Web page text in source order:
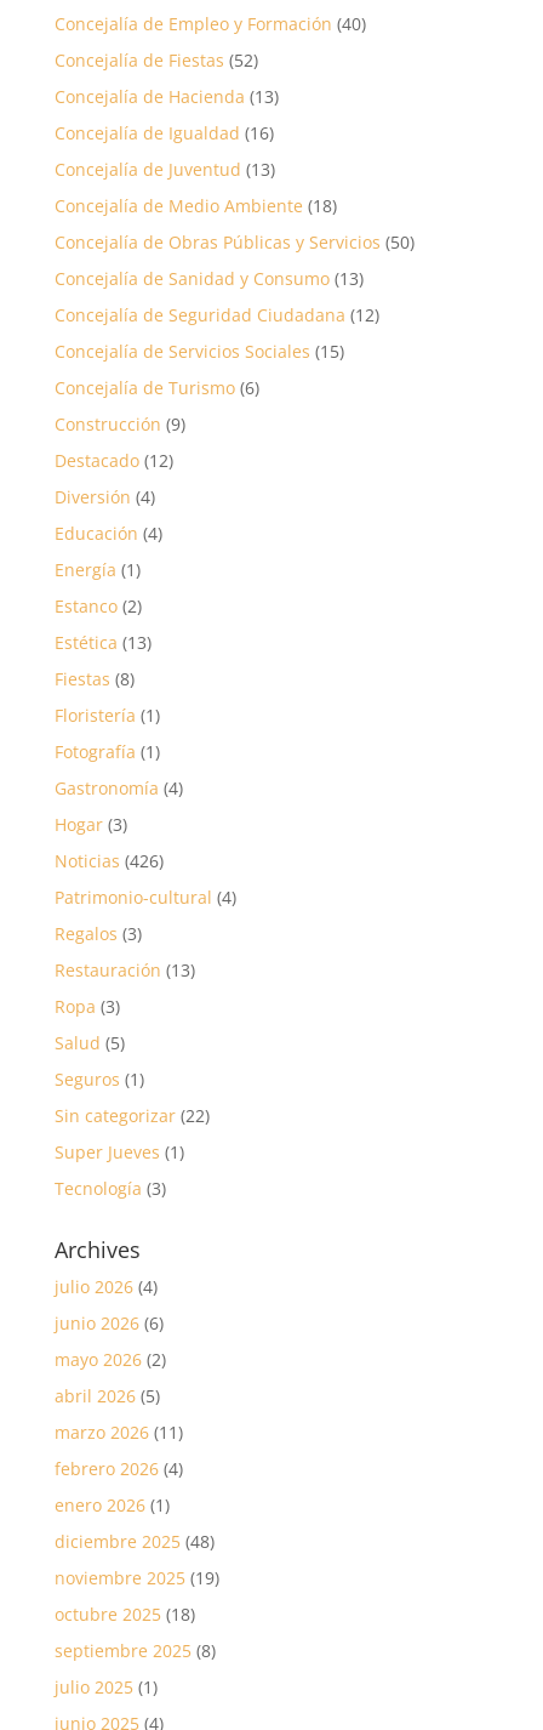
Concejalía de Empleo y Formación (40)
Concejalía de Fiestas (52)
Concejalía de Hacienda (13)
Concejalía de Igualdad (16)
Concejalía de Juventud (13)
Concejalía de Medio Ambiente (18)
Concejalía de Obras Públicas y Servicios (50)
Concejalía de Sanidad y Consumo(13)
Concejalía de Seguridad Ciudadana (12)
Concejalía de Servicios Sociales (15)
Concejalía de Turismo(6)
Construcción (9)
Destacado(12)
Diversión (4)
Educación (4)
Energía (1)
Estanco(2)
Estética (13)
Fiestas (8)
Floristería (1)
Fotografía (1)
Gastronomía (4)
Hogar(3)
Noticias (426)
Patrimonio-cultural (4)
Regalos (3)
Restauración (13)
Ropa (3)
Salud (5)
Seguros (1)
Sin categorizar(22)
Super Jueves (1)
Tecnología (3)
Archives
julio 2026(4)
junio 2026(6)
mayo 2026(2)
abril 2026(5)
marzo 2026(11)
febrero 2026(4)
enero 2026(1)
diciembre 2025(48)
noviembre 2025(19)
octubre 2025(18)
septiembre 2025(8)
julio 2025(1)
junio 2025(4)